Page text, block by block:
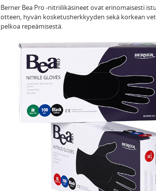
Berner Bea Pro -nitriilikäsineet ovat erinomaisesti
otteen, hyvän kosketusherkkyyden sekä korkean
pelkoa repeämisestä.